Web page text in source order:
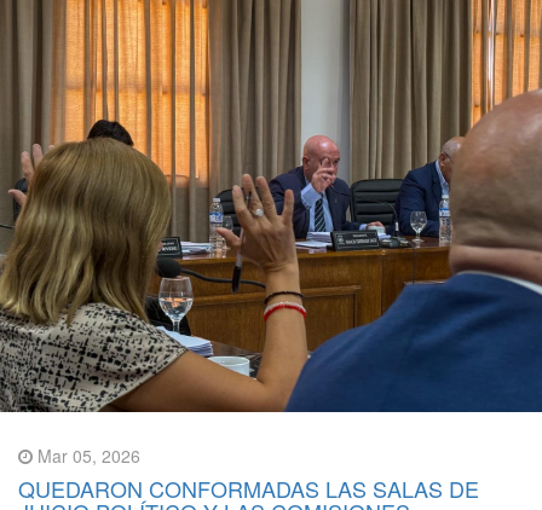
Mar 05, 2026
QUEDARON CONFORMADAS LAS SALAS DE